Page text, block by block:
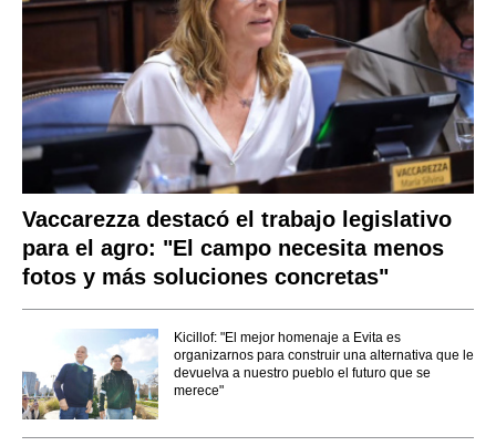
Vaccarezza destacó el trabajo legislativo
para el agro: "El campo necesita menos
fotos y más soluciones concretas"
Kicillof: "El mejor homenaje a Evita es
organizarnos para construir una alternativa que le
devuelva a nuestro pueblo el futuro que se
merece"